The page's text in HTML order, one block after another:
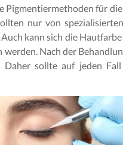
Pigmentiermethoden für
nur von
kann sich die
Nach der
sollte auf jeden